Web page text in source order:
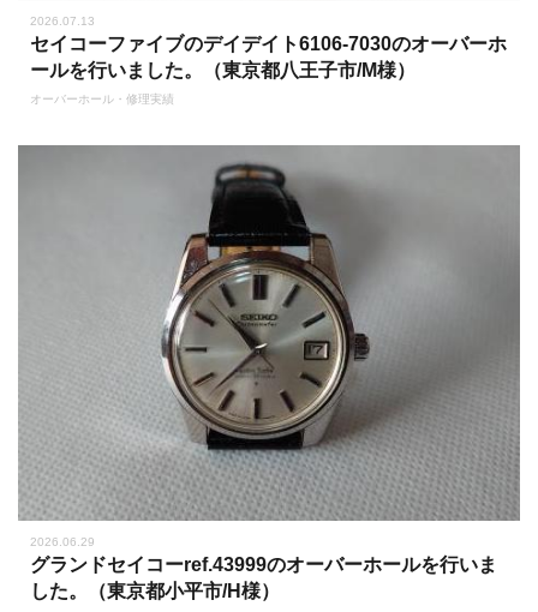
2026.07.13
セイコーファイブのデイデイト6106-7030のオーバーホ
ールを行いました。（東京都八王子市/M様）
オーバーホール・修理実績
2026.06.29
グランドセイコーref.43999のオーバーホールを行いま
した。（東京都小平市/H様）